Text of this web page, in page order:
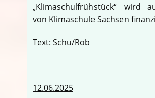
„Klimaschulfrühstück“ wird
von Klimaschule Sachsen
Text: Schu/Rob
12.06.2025